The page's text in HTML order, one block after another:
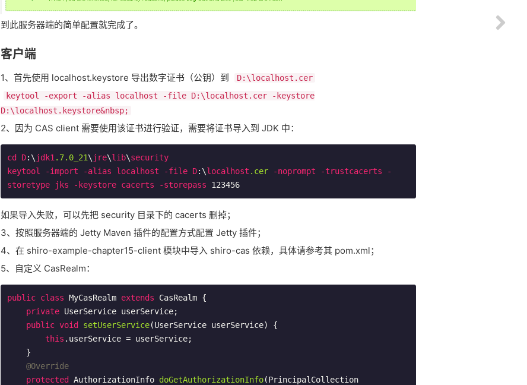
到此服务器端的简单配置就完成了。
客户端
1、首先使用 localhost.keystore 导出数字证书（公钥）到
D:\localhost.cer
keytool -export -alias localhost -file D:\localhost.cer -keystore
D:\localhost.keystore&nbsp;
2、因为 CAS client 需要使用该证书进行验证，需要将证书导入到 JDK 中：
cd D:\ jdk1 .7.0_21\ jre\lib\security
keytool
-import -alias localhost -file D:\localhost .cer -noprompt -trustcacerts
-
storetype
jks -keystore cacerts -storepass 123456
如果导入失败，可以先把 security 目录下的 cacerts 删掉；
3、按照服务器端的 Jetty Maven 插件的配置方式配置 Jetty 插件；
4、在 shiro-example-chapter15-client 模块中导入 shiro-cas 依赖，具体请参考其 pom.xml；
5、自定义 CasRealm：
public class MyCasRealm extends CasRealm {
private UserService userService;
public void setUserService(UserService userService)
{
this .userService = userService;
@Override
protected
AuthorizationInfo doGetAuthorizationInfo(PrincipalCollection